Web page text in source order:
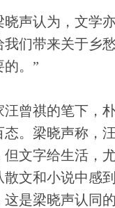
认为，文学亦
们带来关于乡
。”
祺的笔下，朴
。梁晓声称，
文字给生活，
文和小说中感
是梁晓声认同的